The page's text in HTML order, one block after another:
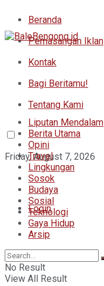
Beranda
Pemasangan Iklan
Kontak
Bagi Beritamu!
Tentang Kami
Friday, August 7, 2026
Login
Liputan Mendalam
Berita Utama
Opini
Travel
Lingkungan
Sosok
Budaya
Sosial
Teknologi
Gaya Hidup
Arsip
No Result
View All Result